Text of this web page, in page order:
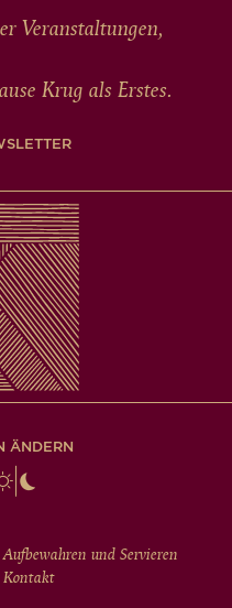
Veranstaltungen,
Krug als Erstes.
ÄNDERN
Aufbewahren und Servieren
Kontakt